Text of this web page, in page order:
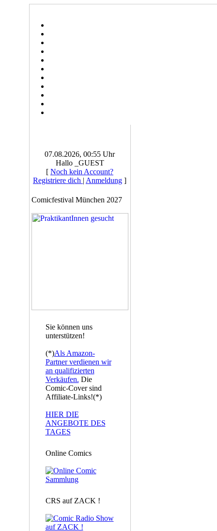
07.08.2026, 00:55 Uhr
Hallo _GUEST
[ Noch kein Account?
Registriere dich | Anmeldung ]
Comicfestival München 2027
Sie können uns
unterstützen!
(*)Als Amazon-
Partner verdienen wir
an qualifizierten
Verkäufen. Die
Comic-Cover sind
Affiliate-Links!(*)
HIER DIE
ANGEBOTE DES
TAGES
Online Comics
CRS auf ZACK !